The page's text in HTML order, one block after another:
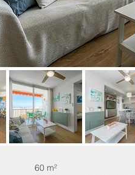
60 m²